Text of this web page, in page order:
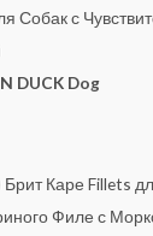
DUCK Dog